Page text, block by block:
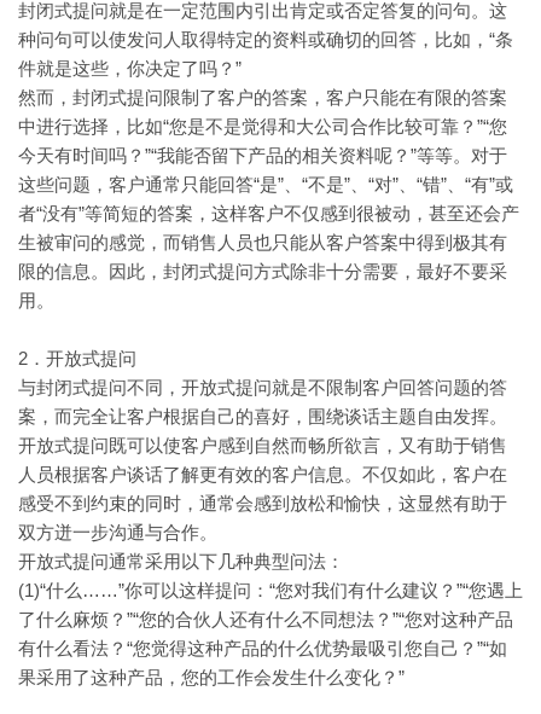
封闭式提问就是在一定范围内引出肯定或否定答复的问句。这
种问句可以使发问人取得特定的资料或确切的回答，比如， “条
件就是这些，你决定了吗？”
然而，封闭式提问限制了客户的答案，客户只能在有限的答案
中进行选择，比如“您是不是觉得和大公司合作比较可靠？”“您
今天有时间吗？”“我能否留下产品的相关资料呢？”等等。对于
这些问题，客户通常只能回答“是”、“不是”、“对”、“错”、“有”或
者“没有”等简短的答案，这样客户不仅感到很被动，甚至还会产
生被审问的感觉，而销售人员也只能从客户答案中得到极其有
限的信息。因此，封闭式提问方式除非十分需要，最好不要采
用。
2．开放式提问
与封闭式提问不同，开放式提问就是不限制客户回答问题的答
案，而完全让客户根据自己的喜好，围绕谈话主题自由发挥。
开放式提问既可以使客户感到自然而畅所欲言，又有助于销售
人员根据客户谈话了解更有效的客户信息。不仅如此，客户在
感受不到约束的同时，通常会感到放松和愉快，这显然有助于
双方迸一步沟通与合作。
开放式提问通常采用以下几种典型问法：
(1)“什么……”你可以这样提问：“您对我们有什么建议？”“您遇上
了什么麻烦？”“您的合伙人还有什么不同想法？”“您对这种产品
有什么看法？“您觉得这种产品的什么优势最吸引您自己？”“如
果采用了这种产品，您的工作会发生什么变化？”